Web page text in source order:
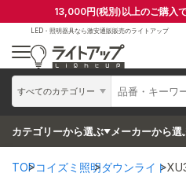
13,000円(税別)以上のご購入
LED・照明器具なら激安通販販売のライトアップ
すべてのカテゴリー
カテゴリーから選ぶ メーカーから選
TOPコイズミ照明ダウンライト